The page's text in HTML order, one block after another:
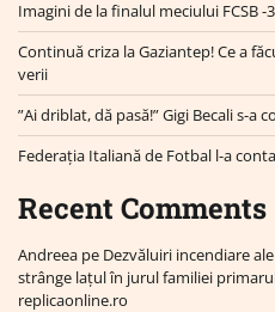
Imagini de la finalul meciului FCSB
Continuă criza la Gaziantep! Ce a
verii
”Ai driblat, dă pasă!” Gigi Becali s-a
Federația Italiană de Fotbal l-a
Recent Comments
Andreea pe Dezvăluiri incendiare
strânge lațul în jurul familiei
replicaonline.ro